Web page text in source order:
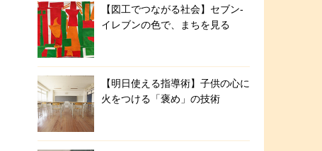
【図工でつながる社会】セブン‐
イレブンの色で、まちを見る
【明日使える指導術】子供の心に
火をつける「褒め」の技術